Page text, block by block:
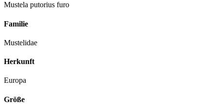
Mustela putorius furo
Familie
Mustelidae
Herkunft
Europa
Größe